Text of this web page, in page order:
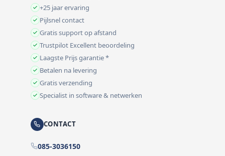
+25 jaar ervaring
Pijlsnel contact
Gratis support op afstand
Trustpilot Excellent beoordeling
Laagste Prijs garantie *
Betalen na levering
Gratis verzending
Specialist in software & netwerken
CONTACT
085-3036150